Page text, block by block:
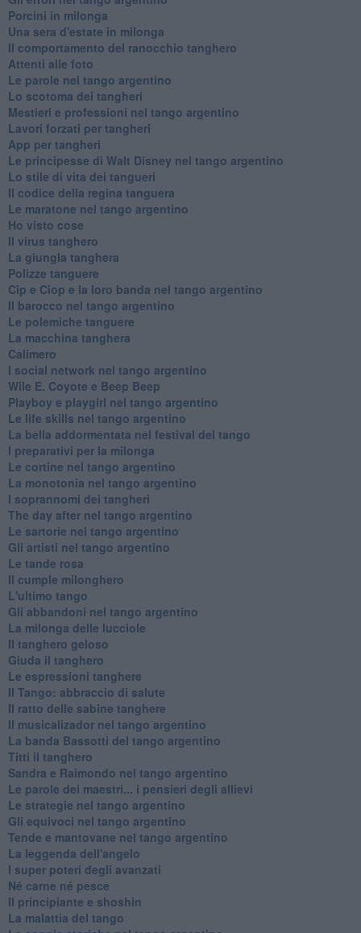
Porcini in milonga
Una sera d'estate in milonga
Il comportamento del ranocchio tanghero
Attenti alle foto
Le parole nel tango argentino
Lo scotoma dei tangheri
Mestieri e professioni nel tango argentino
Lavori forzati per tangheri
App per tangheri
Le principesse di Walt Disney nel tango argentino
Lo stile di vita dei tangueri
Il codice della regina tanguera
Le maratone nel tango argentino
Ho visto cose
Il virus tanghero
La giungla tanghera
Polizze tanguere
Cip e Ciop e la loro banda nel tango argentino
Il barocco nel tango argentino
Le polemiche tanguere
La macchina tanghera
Calimero
​I social network nel tango argentino
Wile E. Coyote e Beep Beep
Playboy e playgirl nel tango argentino
Le life skills nel tango argentino
La bella addormentata nel festival del tango
I preparativi per la milonga
Le cortine nel tango argentino
La monotonia nel tango argentino
I soprannomi dei tangheri
The day after nel tango argentino
Le sartorie nel tango argentino
Gli artisti nel tango argentino
Le tande rosa
Il cumple milonghero
L'ultimo tango
Gli abbandoni nel tango argentino
La milonga delle lucciole
Il tanghero geloso
Giuda il tanghero
Le espressioni tanghere
Il Tango: abbraccio di salute
Il ratto delle sabine tanghere
Il musicalizador nel tango argentino
La banda Bassotti del tango argentino
Titti il tanghero
Sandra e Raimondo nel tango argentino
Le parole dei maestri... i pensieri degli allievi
Le strategie nel tango argentino
Gli equivoci nel tango argentino
Tende e mantovane nel tango argentino
La leggenda dell'angelo
I super poteri degli avanzati
​Né carne né pesce
Il principiante e shoshin
La malattia del tango